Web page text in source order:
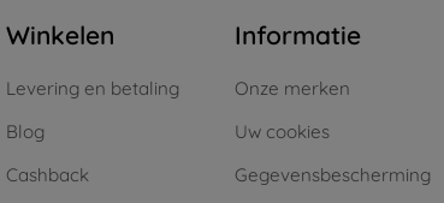
Winkelen
Levering en betaling
Blog
Cashback
Informatie
Onze merken
Uw cookies
Gegevensbescherming